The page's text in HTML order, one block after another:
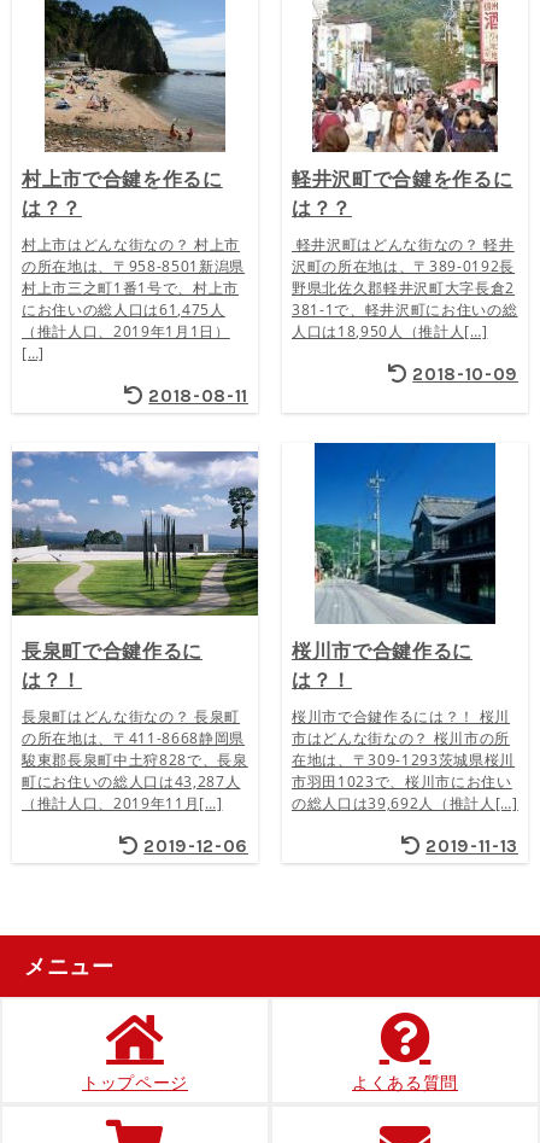
村上市で合鍵を作るに
は？？
村上市はどんな街なの？ 村上市
の所在地は、〒958-8501新潟県
村上市三之町1番1号で、村上市
にお住いの総人口は61,475人
（推計人口、2019年1月1日）
[…]
2018-08-11
軽井沢町で合鍵を作るに
は？？
軽井沢町はどんな街なの？ 軽井
沢町の所在地は、〒389-0192長
野県北佐久郡軽井沢町大字長倉2
381-1で、軽井沢町にお住いの総
人口は18,950人（推計人[…]
2018-10-09
長泉町で合鍵作るに
は？！
長泉町はどんな街なの？ 長泉町
の所在地は、〒411-8668静岡県
駿東郡長泉町中土狩828で、長泉
町にお住いの総人口は43,287人
（推計人口、2019年11月[…]
2019-12-06
桜川市で合鍵作るに
は？！
桜川市で合鍵作るには？！ 桜川
市はどんな街なの？ 桜川市の所
在地は、〒309-1293茨城県桜川
市羽田1023で、桜川市にお住い
の総人口は39,692人（推計人[…]
2019-11-13
メニュー
トップページ よくある質問